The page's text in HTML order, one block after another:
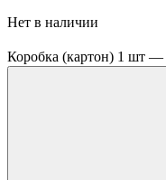
Нет в наличии
Коробка (картон) 1 шт —